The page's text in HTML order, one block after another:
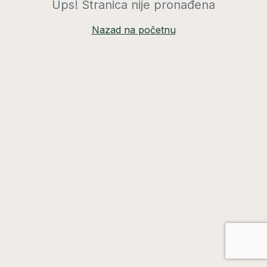
Ups! Stranica nije pronađena
Nazad na početnu